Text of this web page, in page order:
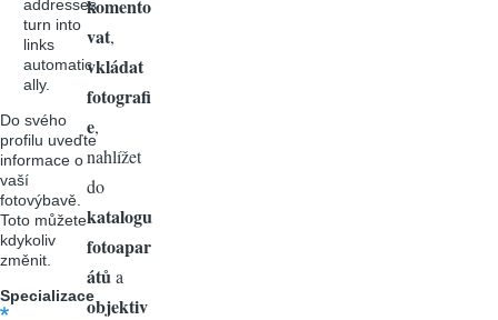
addresses
turn into
links
automatic
ally.
Do svého
profilu uveďte
informace o
vaší
fotovýbavě.
Toto můžete
kdykoliv
změnit.
Specializace
komento
vat,
vkládat
fotografi
e,
nahlížet
do
katalogu
fotoapar
átů a
objektiv